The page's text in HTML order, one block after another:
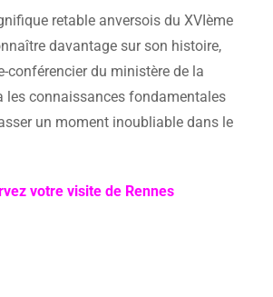
retable anversois du XVIème
davantage sur son histoire,
conférencier du ministère de la
les connaissances fondamentales
un moment inoubliable dans le
votre visite de Rennes